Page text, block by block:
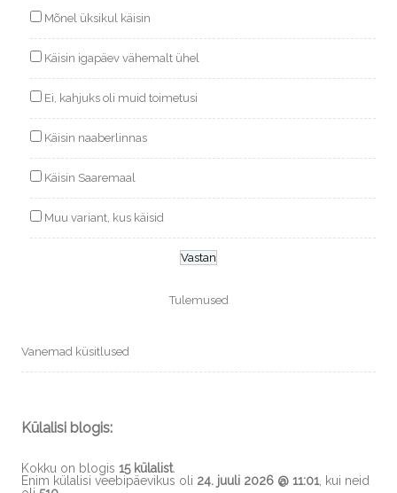
Mõnel üksikul käisin
Käisin igapäev vähemalt ühel
Ei, kahjuks oli muid toimetusi
Käisin naaberlinnas
Käisin Saaremaal
Muu variant, kus käisid
Tulemused
Vanemad küsitlused
Külalisi blogis:
Kokku on blogis 15 külalist.
Enim külalisi veebipäevikus oli 24. juuli 2026 @ 11:01 , kui neid